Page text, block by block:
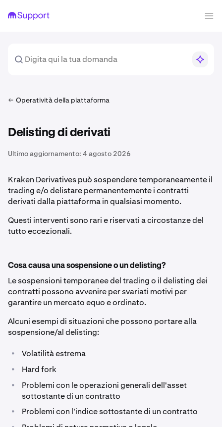
Operatività della piattaforma
Delisting di derivati
Ultimo aggiornamento: 4 agosto 2026
Kraken Derivatives può sospendere temporaneamente il
trading e/o delistare permanentemente i contratti
derivati dalla piattaforma in qualsiasi momento.
Questi interventi sono rari e riservati a circostanze del
tutto eccezionali.
Cosa causa una sospensione o un delisting?
Le sospensioni temporanee del trading o il delisting dei
contratti possono avvenire per svariati motivi per
garantire un mercato equo e ordinato.
Alcuni esempi di situazioni che possono portare alla
sospensione/al delisting:
• Volatilità estrema
• Hard fork
•
Problemi con le operazioni generali dell'asset
sottostante di un contratto
• Problemi con l'indice sottostante di un contratto